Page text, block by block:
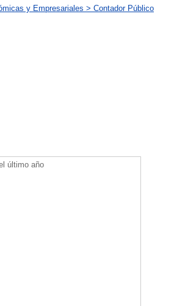
y Empresariales > Contador Público
último año